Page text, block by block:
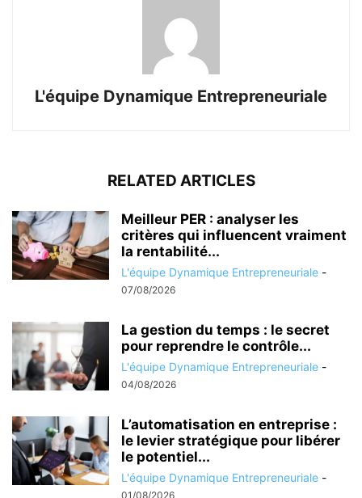
L'équipe Dynamique Entrepreneuriale
RELATED ARTICLES
Meilleur PER : analyser les
critères qui influencent vraiment
la rentabilité...
L'équipe Dynamique Entrepreneuriale -
07/08/2026
La gestion du temps : le secret
pour reprendre le contrôle...
L'équipe Dynamique Entrepreneuriale -
04/08/2026
L’automatisation en entreprise :
le levier stratégique pour libérer
le potentiel...
L'équipe Dynamique Entrepreneuriale -
01/08/2026